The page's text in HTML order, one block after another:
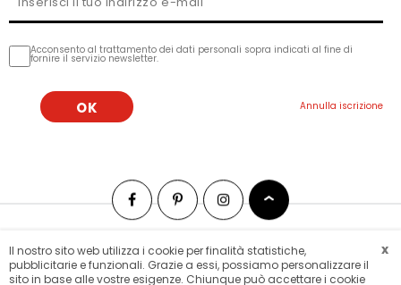
Acconsento al trattamento dei dati personali sopra indicati al fine di
fornire il servizio newsletter.
© 2018 LarsLaj. Tutti i diritti riservati.
Mappa del sito Lars laj wordwide x
Il nostro sito web utilizza i cookie per finalità statistiche,
pubblicitarie e funzionali. Grazie a essi, possiamo personalizzare il
sito in base alle vostre esigenze. Chiunque può accettare i cookie